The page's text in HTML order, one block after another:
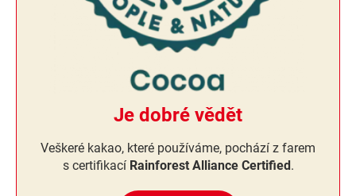
Je dobré vědět
Veškeré kakao, které používáme, pochází z farem
s certifikací Rainforest Alliance Certified.